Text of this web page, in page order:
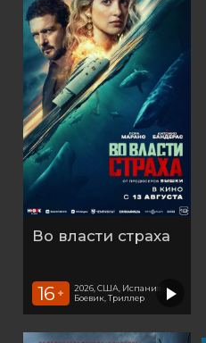
Во власти страха
16 +
2026, США, Испания
Боевик, Триллер